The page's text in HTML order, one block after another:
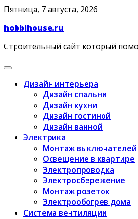
Skip
content
Пятница, 7 августа, 2026
hobbihouse.ru
Строительный сайт который
Дизайн интерьера
Дизайн спальни
Дизайн кухни
Дизайн гостиной
Дизайн ванной
Электрика
Монтаж выключателей
Освещение в квартире
Электропроводка
Электросбережение
Монтаж розеток
Электрообогрев дома
Система вентиляции